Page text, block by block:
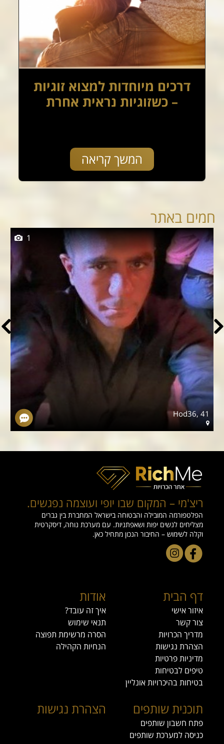
דרכים מיוחדות למצוא זוגיות
– כשזוגיות נראית אחרת
המשך קריאה
חמים באתר
1
Hod36, 41
דף הבית
איזור אישי
צור קשר
מדריך הכרויות
הצהרת נגישות
מדיניות פרטיות
טיפים לבטיחות
בטיחות בהיכרויות אונליין
אודות
איך זה עובד?
תנאי שימוש
הסרה מרשימת תפוצה
הנחיות הקהילה
תוכנית שותפים
פתח חשבון שותפים
כניסה למערכת שותפים
הצהרת נגישות
ריצ'מי – המקום שבו יופי ועוצמה נפגשים.
הפלטפורמה המובילה והבטוחה בישראל המחברת בין גברים
מצליחים לנשים יפות ושאפתניות. עם מערכת נוחה, דיסקרטית
וקלה לשימוש – החיבור הנכון מתחיל כאן.